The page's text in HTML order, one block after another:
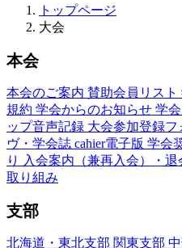
トップページ
大会
本会
本会のご案内 賛助会員リスト
規約 学会からのお知らせ 学
ップ音声記録 大会参加登録フ
ヴ・学会誌 cahier電子版 学会
り
入会案内（兼再入会）・退
取り組み
支部
北海道・東北支部 関東支部